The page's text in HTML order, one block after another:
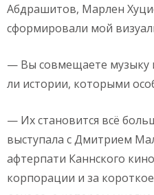
Абдрашитов, Марлен
сформировали мой
— Вы совмещаете музыку
ли истории, которыми
— Их становится всё
выступала с Дмитрием
афтерпати Каннского
корпорации и за